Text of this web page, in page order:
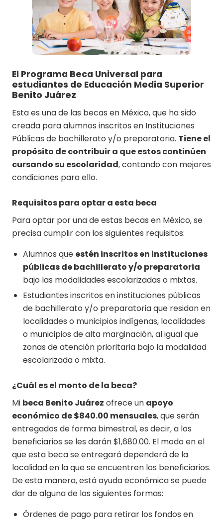
El Programa Beca Universal para
estudiantes de Educación Media Superior
Benito Juárez
Esta es una de las becas en México, que ha sido
creada para alumnos inscritos en Instituciones
Públicas de bachillerato y/o preparatoria. Tiene el
propósito de contribuir a que estos continúen
cursando su escolaridad, contando con mejores
condiciones para ello.
Requisitos para optar a esta beca
Para optar por una de estas becas en México, se
precisa cumplir con los siguientes requisitos:
Alumnos que estén inscritos en instituciones
públicas de bachillerato y/o preparatoria
bajo las modalidades escolarizadas o mixtas.
Estudiantes inscritos en instituciones públicas
de bachillerato y/o preparatoria que residan en
localidades o municipios indígenas, localidades
o municipios de alta marginación, al igual que
zonas de atención prioritaria bajo la modalidad
escolarizada o mixta.
¿Cuál es el monto de la beca?
Mi beca Benito Juárez ofrece un apoyo
económico de $840.00 mensuales, que serán
entregados de forma bimestral, es decir, a los
beneficiarios se les darán $1,680.00. El modo en el
que esta beca se entregará dependerá de la
localidad en la que se encuentren los beneficiarios.
De esta manera, está ayuda económica se puede
dar de alguna de las siguientes formas:
Órdenes de pago para retirar los fondos en